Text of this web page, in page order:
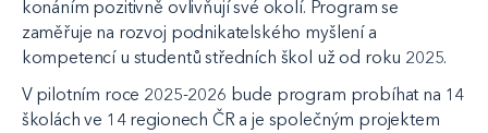
konáním pozitivně ovlivňují své okolí. Program se
zaměřuje na rozvoj podnikatelského myšlení a
kompetencí u studentů středních škol už od roku 2025.
V pilotním roce 2025-2026 bude program probíhat na 14
školách ve 14 regionech ČR a je společným projektem